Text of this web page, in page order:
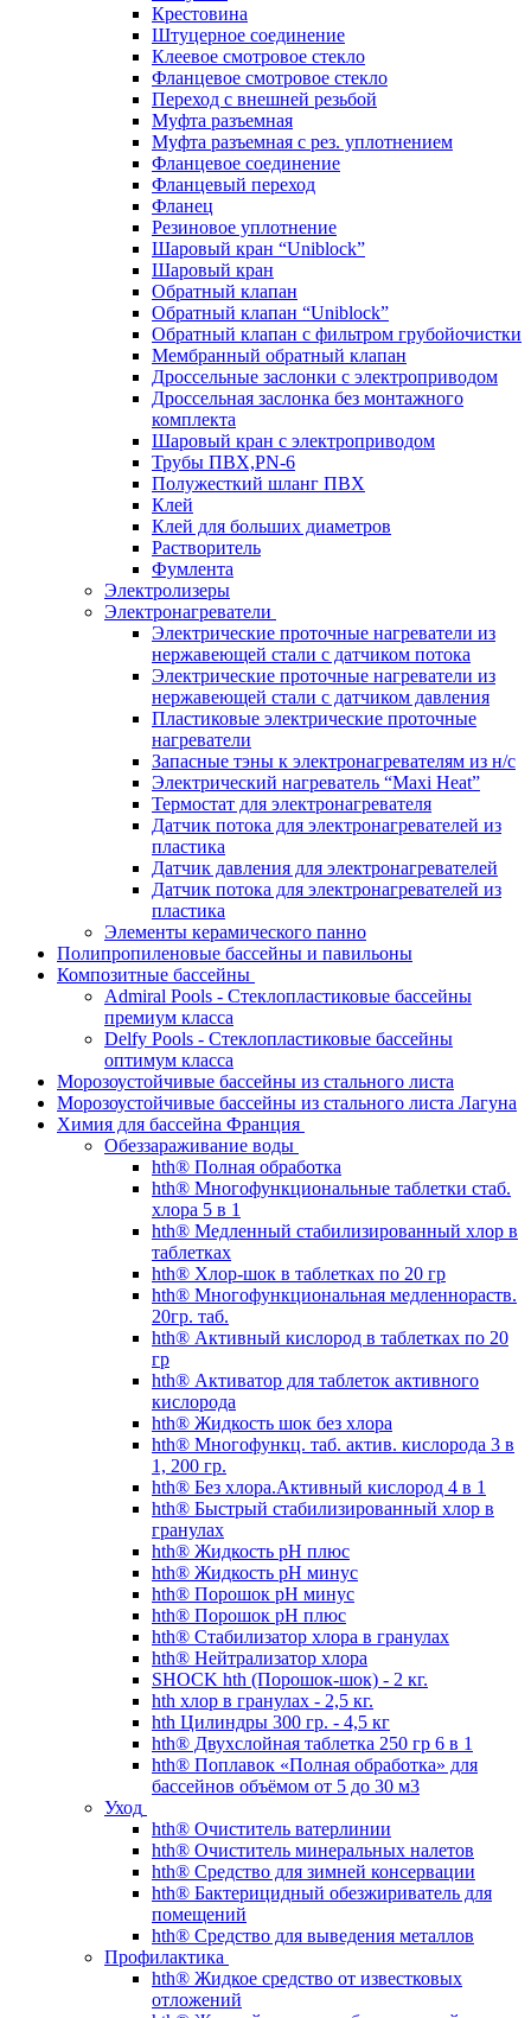
Крестовина
Штуцерное соединение
Клеевое смотровое стекло
Фланцевое смотровое стекло
Переход с внешней резьбой
Муфта разъемная
Муфта разъемная с рез. уплотнением
Фланцевое соединение
Фланцевый переход
Фланец
Резиновое уплотнение
Шаровый кран “Uniblock”
Шаровый кран
Обратный клапан
Обратный клапан “Uniblock”
Обратный клапан с фильтром грубойочистки
Мембранный обратный клапан
Дроссельные заслонки с электроприводом
Дроссельная заслонка без монтажного
комплекта
Шаровый кран с электроприводом
Трубы ПВХ,PN-6
Полужесткий шланг ПВХ
Клей
Клей для больших диаметров
Растворитель
Фумлента
Электролизеры
Электронагреватели
Электрические проточные нагреватели из
нержавеющей стали с датчиком потока
Электрические проточные нагреватели из
нержавеющей стали с датчиком давления
Пластиковые электрические проточные
нагреватели
Запасные тэны к электронагревателям из н/с
Электрический нагреватель “Maxi Heat”
Термостат для электронагревателя
Датчик потока для электронагревателей из
пластика
Датчик давления для электронагревателей
Датчик потока для электронагревателей из
пластика
Элементы керамического панно
Полипропиленовые бассейны и павильоны
Композитные бассейны
Admiral Pools - Стеклопластиковые бассейны
премиум класса
Delfy Pools - Стеклопластиковые бассейны
оптимум класса
Морозоустойчивые бассейны из стального листа
Морозоустойчивые бассейны из стального листа Лагуна
Химия для бассейна Франция
Обеззараживание воды
hth® Полная обработка
hth® Многофункциональные таблетки стаб.
хлора 5 в 1
hth® Медленный стабилизированный хлор в
таблетках
hth® Хлор-шок в таблетках по 20 гр
hth® Многофункциональная медленнораств.
20гр. таб.
hth® Активный кислород в таблетках по 20
гр
hth® Активатор для таблеток активного
кислорода
hth® Жидкость шок без хлора
hth® Многофункц. таб. актив. кислорода 3 в
1, 200 гр.
hth® Без хлора.Активный кислород 4 в 1
hth® Быстрый стабилизированный хлор в
гранулах
hth® Жидкость pH плюс
hth® Жидкость pH минус
hth® Порошок pH минус
hth® Порошок pH плюс
hth® Стабилизатор хлора в гранулах
hth® Нейтрализатор хлора
SHOCK hth (Порошок-шок) - 2 кг.
hth хлор в гранулах - 2,5 кг.
hth Цилиндры 300 гр. - 4,5 кг
hth® Двухслойная таблетка 250 гр 6 в 1
hth® Поплавок «Полная обработка» для
бассейнов объёмом от 5 до 30 м3
Уход
hth® Очиститель ватерлинии
hth® Очиститель минеральных налетов
hth® Средство для зимней консервации
hth® Бактерицидный обезжириватель для
помещений
hth® Средство для выведения металлов
Профилактика
hth® Жидкое средство от известковых
отложений